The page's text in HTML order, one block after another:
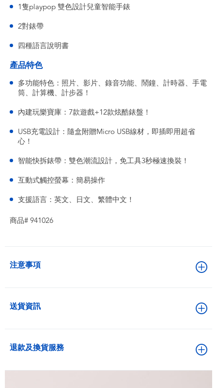
1隻playpop 雙色設計兒童智能手錶
2對錶帶
四種語言說明書
產品特色
多功能特色：照片、影片、錄音功能、鬧鐘、計時器、手電
筒、計算機、計步器！
內建玩樂寶庫：7款遊戲+12款炫酷錶盤！
USB充電設計：隨盒附贈Micro USB線材，即插即用超省
心！
智能快拆錶帶：雙色潮流設計，免工具3秒極速換裝！
互動式觸控螢幕：簡易操作
支援語言：英文、日文、繁體中文！
商品# 941026
注意事項
送貨資訊
退款及換貨服務